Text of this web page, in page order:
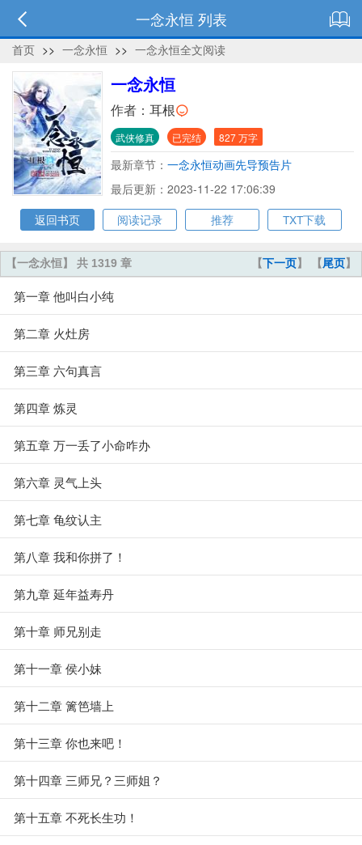
一念永恒 列表
首页 >> 一念永恒 >> 一念永恒全文阅读
一念永恒
作者： 耳根
武侠修真 已完结 827 万字
最新章节： 一念永恒动画先导预告片
最后更新：2023-11-22 17:06:39
返回书页
阅读记录 推荐 TXT下载
【下一页】 【尾页】
【一念永恒】 共 1319 章
第一章 他叫白小纯
第二章 火灶房
第三章 六句真言
第四章 炼灵
第五章 万一丢了小命咋办
第六章 灵气上头
第七章 龟纹认主
第八章 我和你拼了！
第九章 延年益寿丹
第十章 师兄别走
第十一章 侯小妹
第十二章 篱笆墙上
第十三章 你也来吧！
第十四章 三师兄？三师姐？
第十五章 不死长生功！